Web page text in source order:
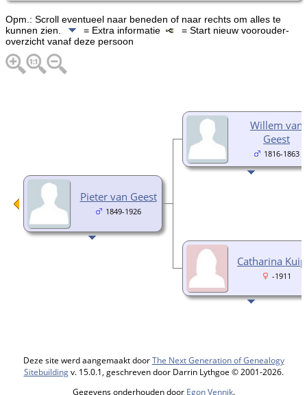
Opm.: Scroll eventueel naar beneden of naar rechts om alles te
kunnen zien.
= Extra informatie
= Start nieuw voorouder-
overzicht vanaf deze persoon
Pieter van Geest
1849-1926
Willem van
Geest
1816-1863
Catharina
-1911
Deze site werd aangemaakt doorThe Next Generation of Genealogy
Sitebuildingv. 15.0.1, geschreven door Darrin Lythgoe © 2001-2026.
Gegevens onderhouden door Egon Vennik.